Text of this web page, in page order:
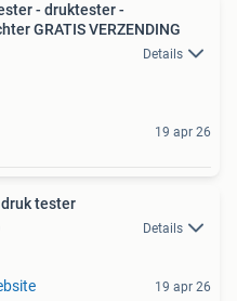
- druktester -
GRATIS VERZENDING
Details
19 apr 26
tester
Details
19 apr 26